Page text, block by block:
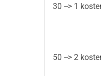
30 --> 1
50 --> 2